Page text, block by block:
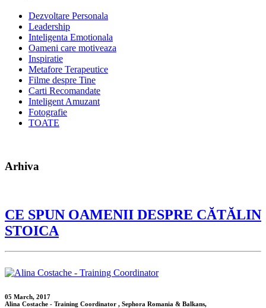
Dezvoltare Personala
Leadership
Inteligenta Emotionala
Oameni care motiveaza
Inspiratie
Metafore Terapeutice
Filme despre Tine
Carti Recomandate
Inteligent Amuzant
Fotografie
TOATE
Arhiva
CE SPUN OAMENII DESPRE CĂTĂLIN
STOICA
05 March, 2017
Alina Costache - Training Coordinator , Sephora Romania & Balkans,